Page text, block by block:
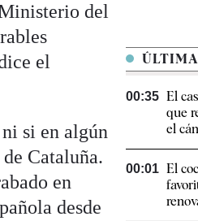
del
el
si en algún
Cataluña.
en
desde
00:35 El
que
el
00:01 El